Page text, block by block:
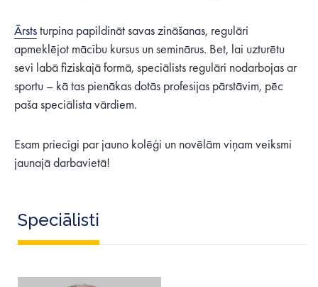
Ārststurpina papildināt savas zināšanas, regulāri
apmeklējot mācību kursus un seminārus. Bet, lai uzturētu
sevi labā fiziskajā formā, speciālists regulāri nodarbojas ar
sportu – kā tas pienākas dotās profesijas pārstāvim, pēc
paša speciālista vārdiem.
Esam priecīgi par jauno kolēģi un novēlām viņam veiksmi
jaunajā darbavietā!
Speciālisti